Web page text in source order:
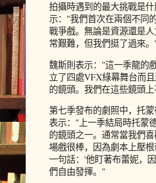
拍攝時遇到的最大挑戰是
示："我們首次在兩個不同
戰爭戲。無論是資源還是
常艱難，但我們挺了過來。
魏斯則表示："這一季龍的
立了四處VFX綠幕舞台而
的鏡頭。我們在這些鏡頭
第七季發布的劇照中，托
表示："上一季結局時托蒙
的鏡頭之一。通常當我們
場戲很棒，因為劇本上壓
一句話：'他盯著布蕾妮，
們自由發揮。"